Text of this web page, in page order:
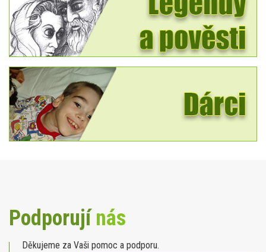
Podporujínás
Děkujeme za Vaši pomoc a podporu.